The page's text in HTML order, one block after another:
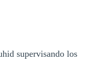
supervisando los